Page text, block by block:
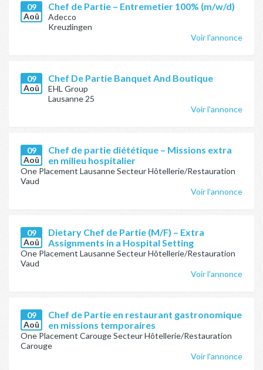
09
Aoû
Chef de Partie – Entremetier 100% (m/w/d)
Adecco
Kreuzlingen
Voir l'annonce
09
Aoû
Chef De Partie Banquet And Boutique
EHL Group
Lausanne 25
Voir l'annonce
09
Aoû
Chef de partie diététique – Missions extra
en milieu hospitalier
One Placement Lausanne Secteur Hôtellerie/Restauration
Vaud
Voir l'annonce
09
Aoû
Dietary Chef de Partie (M/F) – Extra
Assignments in a Hospital Setting
One Placement Lausanne Secteur Hôtellerie/Restauration
Vaud
Voir l'annonce
09
Aoû
Chef de Partie en restaurant gastronomique
en missions temporaires
One Placement Carouge Secteur Hôtellerie/Restauration
Carouge
Voir l'annonce